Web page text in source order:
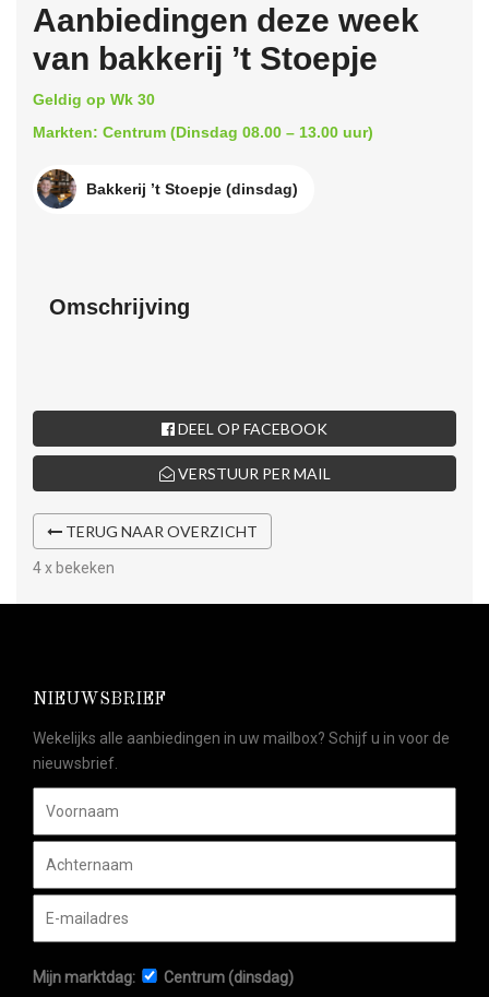
Aanbiedingen deze week
van bakkerij ’t Stoepje
Geldig op Wk 30
Markten: Centrum (Dinsdag 08.00 – 13.00 uur)
Bakkerij ’t Stoepje (dinsdag)
Omschrijving
DEEL OP FACEBOOK
VERSTUUR PER MAIL
TERUG NAAR OVERZICHT
4 x bekeken
NIEUWSBRIEF
Wekelijks alle aanbiedingen in uw mailbox? Schijf u in voor de
nieuwsbrief.
Mijn marktdag:
Centrum (dinsdag)